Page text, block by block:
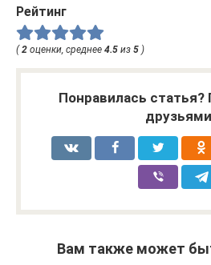
Рейтинг
(2 оценки, среднее 4.5 из 5 )
Понравилась статья?
Вам также может